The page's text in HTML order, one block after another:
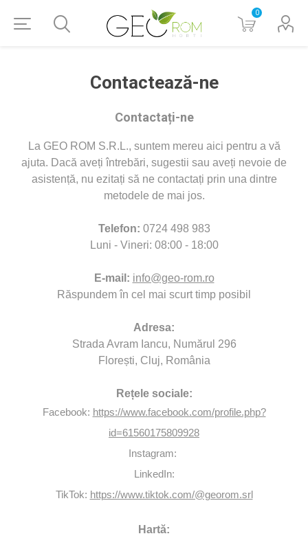
0
Contactează-ne
Contactați-ne
La GEO ROM S.R.L., suntem mereu aici pentru a vă
ajuta. Dacă aveți întrebări, sugestii sau aveți nevoie de
asistență, nu ezitați să ne contactați prin una dintre
metodele de mai jos.
Telefon: 0724 498 983
Luni - Vineri: 08:00 - 18:00
E-mail: info@geo-rom.ro
Răspundem în cel mai scurt timp posibil
Adresa:
Strada Avram Iancu, Numărul 296
Florești, Cluj, România
Rețele sociale:
Facebook: https://www.facebook.com/profile.php?
id=61560175809928
Instagram:
LinkedIn:
TikTok: https://www.tiktok.com/@georom.srl
Hartă: